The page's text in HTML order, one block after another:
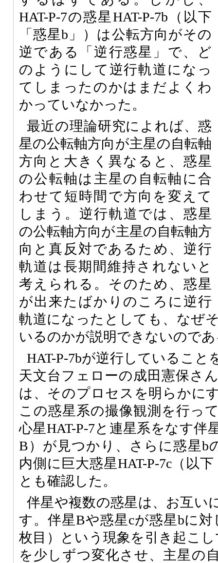
HAT-P-7の惑星HAT-P-7b（以下
「惑星b」）は公転方向がその
逆である「逆行惑星」で、ど
のようにして逆行軌道になっ
てしまったのかはまだよくわ
かっていなかった。
最近の理論研究によれば、惑
星の公転軸方向が主星の自転軸
方向と大きく異なると、惑星
の公転軸は主星の自転軸に合
わせて短時間で方向を変えて
しまう。逆行軌道では、惑星
の公転軸方向が主星の自転軸方
向と真反対であるため、逆行
軌道は長期間維持されないと
考えられる。そのため、惑星
が出来たばかりのころに逆行
軌道になったとしても、なぜ
いるのかが説明できないので
HAT-P-7bが逆行していること
天文台フェローの成田憲保さ
は、そのプロセスを明らかに
この惑星系の撮像観測を行っ
心星HAT-P-7と連星系をなす伴
B）が見つかり、さらに惑星b
内側に巨大惑星HAT-P-7c（以
とも確認した。
伴星や複数の惑星は、お互い
す。伴星Bや惑星cが惑星bに
枚目）という現象を引き起こ
を少しずつ変化させ、主星の